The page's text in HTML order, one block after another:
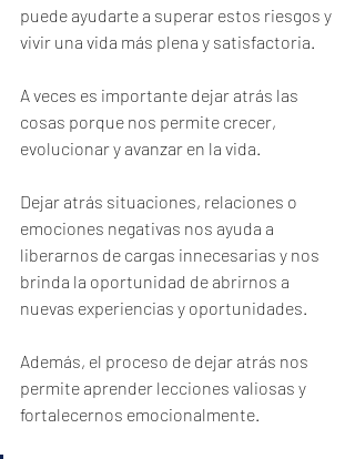
puede ayudarte a superar estos riesgos y
vivir una vida más plena y satisfactoria.
A veces es importante dejar atrás las
cosas porque nos permite crecer,
evolucionar y avanzar en la vida.
Dejar atrás situaciones, relaciones o
emociones negativas nos ayuda a
liberarnos de cargas innecesarias y nos
brinda la oportunidad de abrirnos a
nuevas experiencias y oportunidades.
Además, el proceso de dejar atrás nos
permite aprender lecciones valiosas y
fortalecernos emocionalmente.